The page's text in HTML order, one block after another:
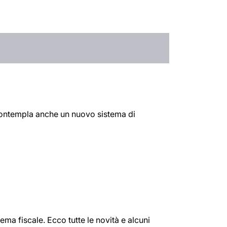
anche un nuovo sistema di
fiscale. Ecco tutte le novità e alcuni